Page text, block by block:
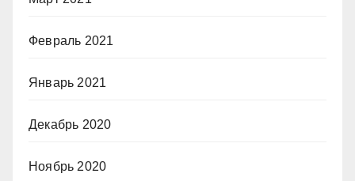
Февраль 2021
Январь 2021
Декабрь 2020
Ноябрь 2020